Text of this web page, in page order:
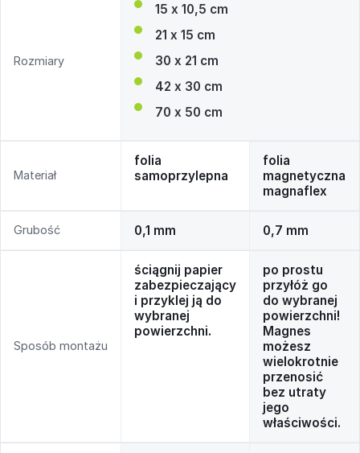
Rozmiary
15 x 10,5 cm
21 x 15 cm
30 x 21 cm
42 x 30 cm
70 x 50 cm
Materiał
folia
samoprzylepna
folia
magnetyczna
magnaflex
Grubość 0,1 mm 0,7 mm
Sposób montażu
ściągnij papier
zabezpieczający
i przyklej ją do
wybranej
powierzchni.
po prostu
przyłóż go
do wybranej
powierzchni!
Magnes
możesz
wielokrotnie
przenosić
bez utraty
jego
właściwości.